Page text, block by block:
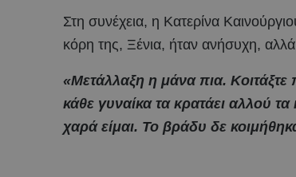
Στη συνέχεια, η Κατερίνα
κόρη της, Ξένια, ήταν ανήσυχη, αλλά
«Μετάλλαξη η μάνα πια.
κάθε γυναίκα τα κρατάει αλλού
χαρά είμαι. Το βράδυ δε